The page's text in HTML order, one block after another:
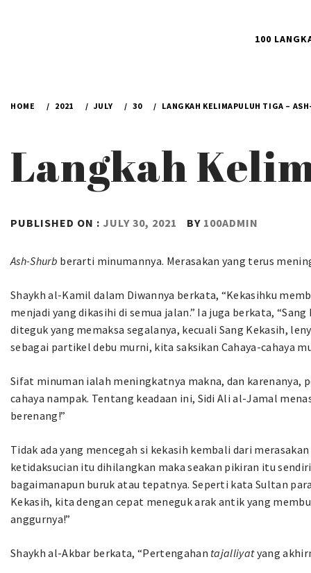
100
HOME 2021 JULY 30 LANGKAH KELIMAPULUH TIGA –
Langkah
PUBLISHED ON : JULY 30, 2021 BY 100ADMIN
Ash-Shurb berarti minumannya. Merasakan yang terus
Shaykh al-Kamil dalam Diwannya berkata, “Kekasihku
menjadi yang dikasihi di semua jalan.” Ia juga berkata,
diteguk yang memaksa segalanya, kecuali Sang Kekasih,
sebagai partikel debu murni, kita saksikan Cahaya-cahaya
Sifat minuman ialah meningkatnya makna, dan karenanya,
cahaya nampak. Tentang keadaan ini, Sidi Ali al-Jamal
berenang!”
Tidak ada yang mencegah si kekasih kembali dari
ketidaksucian itu dihilangkan maka seakan pikiran itu
bagaimanapun buruk atau tepatnya. Seperti kata Sultan
Kekasih, kita dengan cepat meneguk arak antik yang
anggurnya!”
Shaykh al-Akbar berkata, “Pertengahan tajalliyatyang